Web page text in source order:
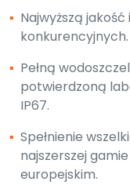
▪ Najwyższą
konkurencyjnych.
▪ Pełną
potwierdzoną
IP67.
▪ Spełnienie
najszerszej
europejskim.